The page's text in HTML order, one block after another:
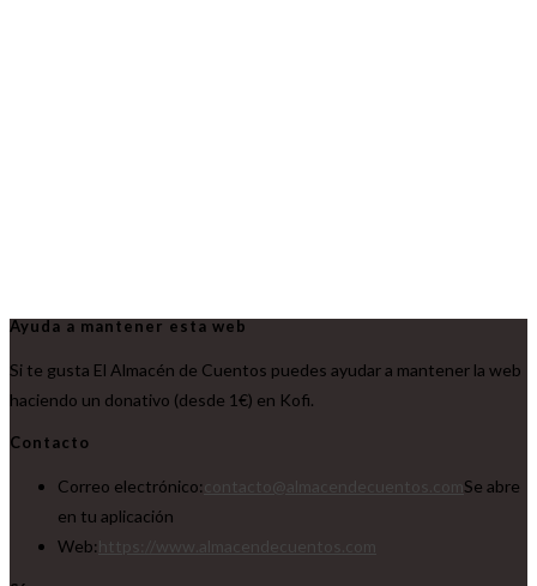
Ayuda a mantener esta web
Si te gusta El Almacén de Cuentos puedes ayudar a mantener la web
haciendo un donativo (desde 1€) en Kofi.
Contacto
Correo electrónico:
Se abre
en tu aplicación
Web: